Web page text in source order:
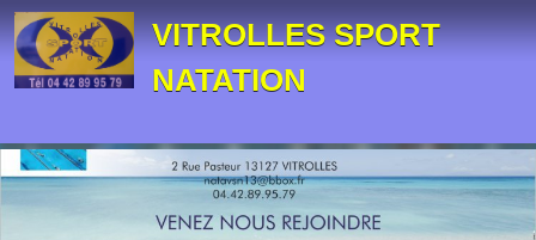
VITROLLES SPORT
NATATION
Panneau de gestion des cookies